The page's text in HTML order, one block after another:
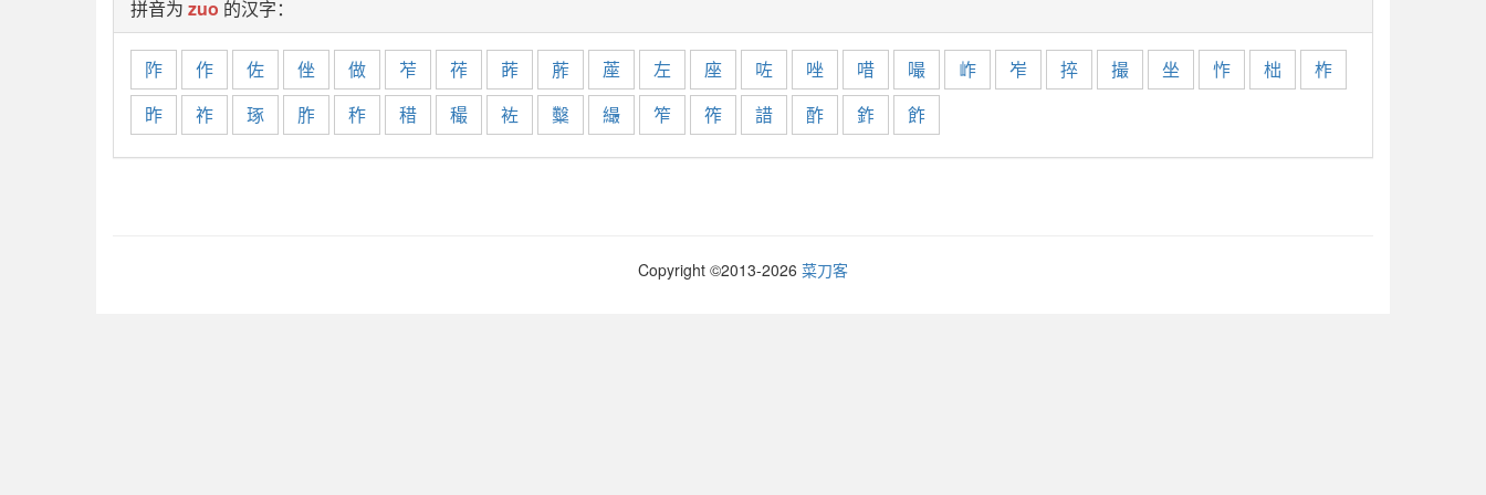
拼音为 zuo 的汉字：
阼 作 佐 侳 做 苲 莋 葃 葄 蓙 左 座 咗 唑 唶 嘬 岞 岝 捽 撮 坐 怍 柮
柞
昨
祚 琢 胙 秨 稓 穝 袏 糳 繓 笮 筰 諎 酢 鈼 飵
Copyright ©2013-2026 菜刀客